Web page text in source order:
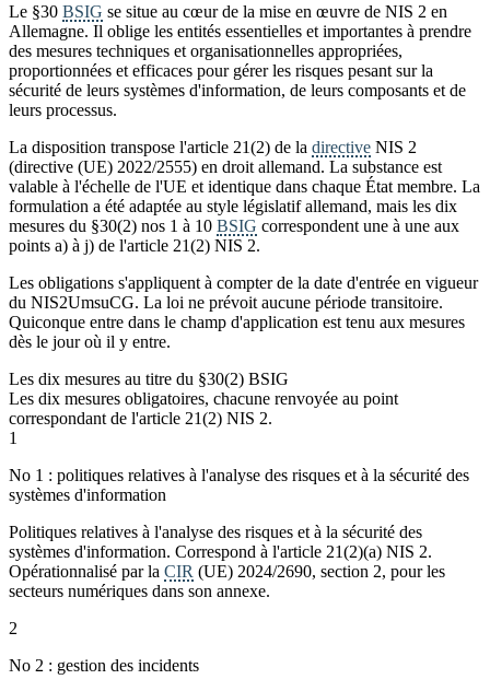
Le §30 BSIG se situe au cœur de la mise en œuvre de NIS 2 en
Allemagne. Il oblige les entités essentielles et importantes à prendre
des mesures techniques et organisationnelles appropriées,
proportionnées et efficaces pour gérer les risques pesant sur la
sécurité de leurs systèmes d'information, de leurs composants et de
leurs processus.
La disposition transpose l'article 21(2) de la directive NIS 2
(directive (UE) 2022/2555) en droit allemand. La substance est
valable à l'échelle de l'UE et identique dans chaque État membre. La
formulation a été adaptée au style législatif allemand, mais les dix
mesures du §30(2) nos 1 à 10 BSIG correspondent une à une aux
points a) à j) de l'article 21(2) NIS 2.
Les obligations s'appliquent à compter de la date d'entrée en vigueur
du NIS2UmsuCG. La loi ne prévoit aucune période transitoire.
Quiconque entre dans le champ d'application est tenu aux mesures
dès le jour où il y entre.
Les dix mesures au titre du §30(2) BSIG
Les dix mesures obligatoires, chacune renvoyée au point
correspondant de l'article 21(2) NIS 2.
1
No 1 : politiques relatives à l'analyse des risques et à la sécurité des
systèmes d'information
Politiques relatives à l'analyse des risques et à la sécurité des
systèmes d'information. Correspond à l'article 21(2)(a) NIS 2.
Opérationnalisé par la CIR (UE) 2024/2690, section 2, pour les
secteurs numériques dans son annexe.
2
No 2 : gestion des incidents